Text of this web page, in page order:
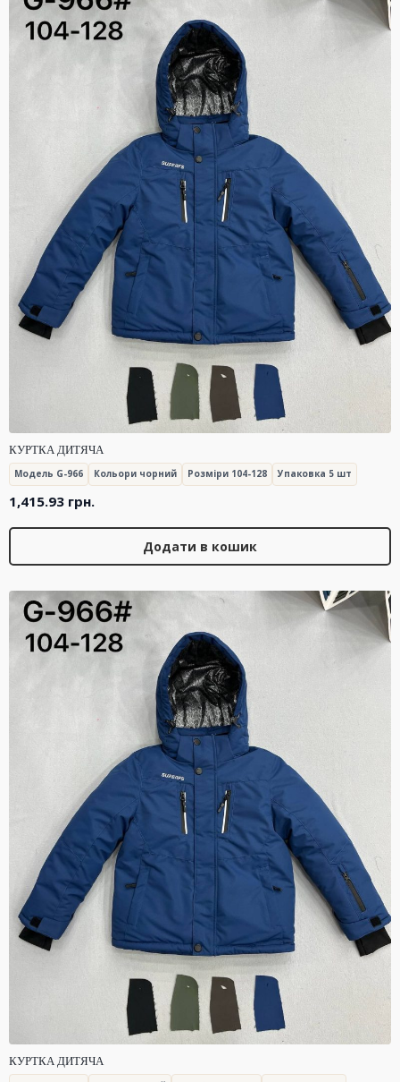
КУРТКА ДИТЯЧА
Модель G-966 Кольори чорний Розміри 104-128 Упаковка 5 шт
1,415.93 грн.
Додати в кошик
КУРТКА ДИТЯЧА